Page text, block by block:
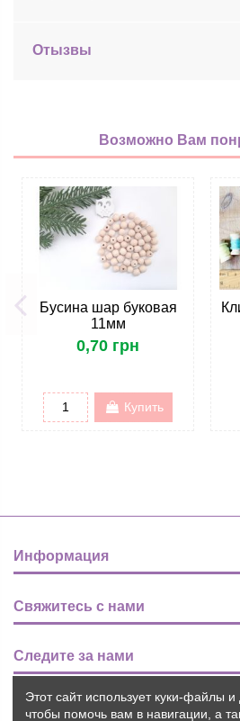
Отызвы
Возможно Вам
Бусина шар буковая
11мм
0,70 грн
Купить
Информация
Свяжитесь с нами
Следите за нами
Новости
Этот сайт использует куки-файлы и
чтобы помочь вам в навигации, а